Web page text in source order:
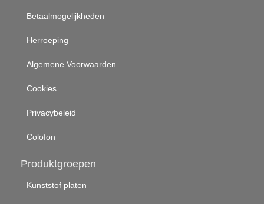
Betaalmogelijkheden
Herroeping
Algemene Voorwaarden
Cookies
Privacybeleid
Colofon
Produktgroepen
Kunststof platen